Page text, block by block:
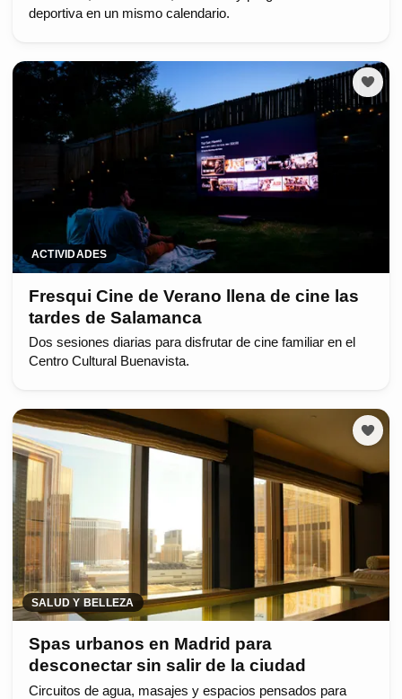
deportiva en un mismo calendario.
ACTIVIDADES
Fresqui Cine de Verano llena de cine las
tardes de Salamanca
Dos sesiones diarias para disfrutar de cine familiar en el
Centro Cultural Buenavista.
SALUD Y BELLEZA
Spas urbanos en Madrid para
desconectar sin salir de la ciudad
Circuitos de agua, masajes y espacios pensados para